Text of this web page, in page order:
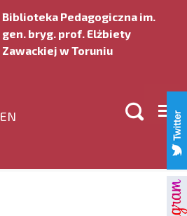
Biblioteka Pedagogiczna im.
gen. bryg. prof. Elżbiety
Zawackiej w Toruniu
EN 